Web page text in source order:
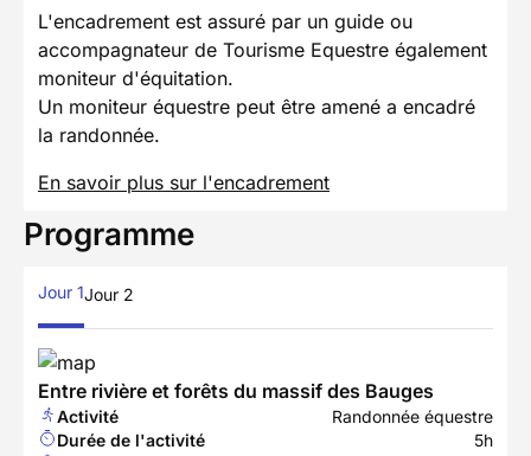
L'encadrement est assuré par un guide ou
accompagnateur de Tourisme Equestre également
moniteur d'équitation.
Un moniteur équestre peut être amené a encadré
la randonnée.
En savoir plus sur l'encadrement
Programme
Jour 1Jour 2
Entre rivière et forêts du massif des Bauges
Activité
Randonnée équestre
Durée de l'activité
5h